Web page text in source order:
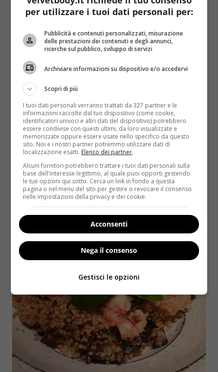
per utilizzare i tuoi dati personali per:
Pubblicità e contenuti personalizzati, misurazione
delle prestazioni dei contenuti e degli annunci,
ricerche sul pubblico, sviluppo di servizi
Archiviare informazioni su dispositivo e/o accedervi
Scopri di più
I tuoi dati personali verranno trattati da 327 partner e le
informazioni raccolte dal tuo dispositivo (come cookie,
identificatori univoci e altri dati del dispositivo) potrebbero
essere condivise con questi ultimi, da loro visualizzate e
memorizzate oppure essere usate nello specifico da questo
sito. Noi e i nostri partner potremmo utilizzare dati di
localizzazione esatti. Elenco dei partner.
Alcuni fornitori potrebbero trattare i tuoi dati personali sulla
base dell'interesse legittimo, al quale puoi opporti gestendo
le tue opzioni qui sotto. Cerca un link in fondo a questa
pagina o nel menu del sito per gestire o revocare il consenso
nelle impostazioni della privacy e dei cookie.
Acconsenti
Nega il consenso
Gestisci le opzioni